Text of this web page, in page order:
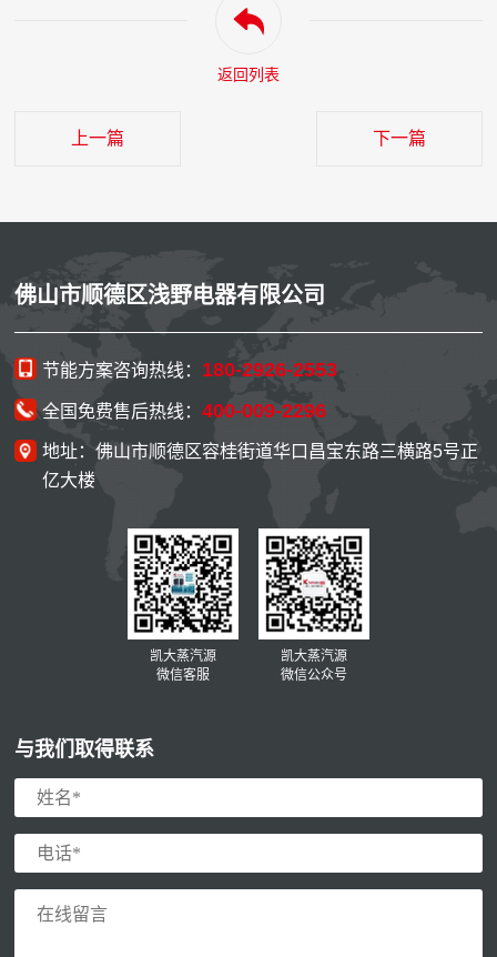
返回列表
上一篇 下一篇
佛山市顺德区浅野电器有限公司
节能方案咨询热线： 180-2926-2553
全国免费售后热线：400-009-2296
地址：佛山市顺德区容桂街道华口昌宝东路三横路5号正
亿大楼
凯大蒸汽源
微信客服
凯大蒸汽源
微信公众号
与我们取得联系